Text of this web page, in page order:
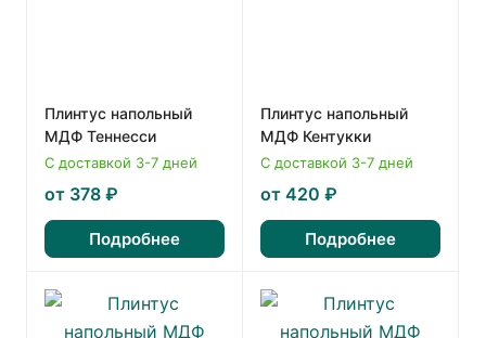
Плинтус напольный
МДФ Теннесси
С доставкой 3-7 дней
от 378 ₽
Подробнее
Плинтус напольный
МДФ Кентукки
С доставкой 3-7 дней
от 420 ₽
Подробнее